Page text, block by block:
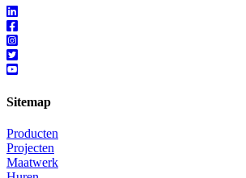
Sitemap
Producten
Projecten
Maatwerk